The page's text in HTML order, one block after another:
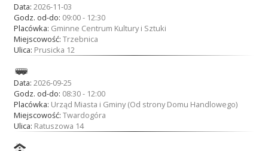
Data: 2026-11-03
Godz. od-do: 09:00 - 12:30
Placówka: Gminne Centrum Kultury i Sztuki
Miejscowość: Trzebnica
Ulica: Prusicka 12
Data: 2026-09-25
Godz. od-do: 08:30 - 12:00
Placówka: Urząd Miasta i Gminy (Od strony Domu Handlowego)
Miejscowość: Twardogóra
Ulica: Ratuszowa 14